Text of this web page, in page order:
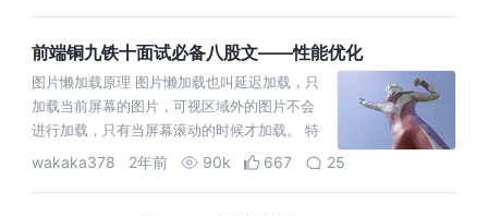
前端铜九铁十面试必备八股文——性能优化
图片懒加载原理 图片懒加载也叫延迟加载，只
加载当前屏幕的图片，可视区域外的图片不会
进行加载，只有当屏幕滚动的时候才加载。 特
点： 提高网页加载速度 减少后台服务器压力 提
wakaka378 2年前 90k 667 25